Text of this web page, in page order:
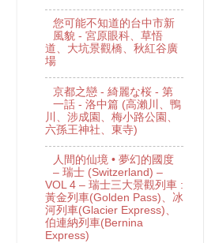
您可能不知道的台中市新
風貌 - 宮原眼科、草悟
道、大坑景觀橋、秋紅谷廣
場
京都之戀 - 綺麗な桜 - 第
一話 - 洛中篇 (高瀨川、鴨
川、涉成園、梅小路公園、
六孫王神社、東寺)
人間的仙境 • 夢幻的國度
– 瑞士 (Switzerland) –
VOL 4 – 瑞士三大景觀列車 :
黃金列車(Golden Pass)、冰
河列車(Glacier Express)、
伯連納列車(Bernina
Express)